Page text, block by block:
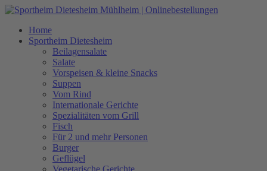
Zum
springenHome
Sportheim Dietesheim
Beilagensalate
Salate
Vorspeisen & kleine Snacks
Suppen
Vom Rind
Internationale Gerichte
Spezialitäten vom Grill
Fisch
Für 2 und mehr Personen
Burger
Geflügel
Vegetarische Gerichte